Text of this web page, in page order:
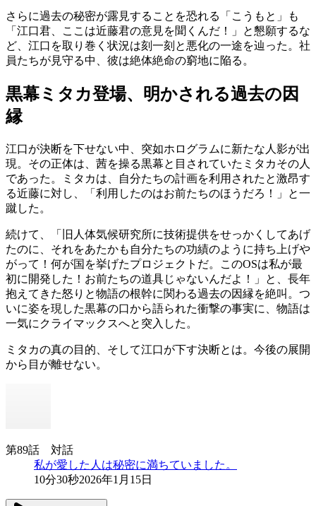
さらに過去の秘密が露見することを恐れる「こうもと」も
「江口君、ここは近藤君の意見を聞くんだ！」と懇願するな
ど、江口を取り巻く状況は刻一刻と悪化の一途を辿った。社
員たちが見守る中、彼は絶体絶命の窮地に陥る。
黒幕ミタカ登場、明かされる過去の因
縁
江口が決断を下せない中、突如ホログラムに新たな人影が出
現。その正体は、茜を操る黒幕と目されていたミタカその人
であった。ミタカは、自分たちの計画を利用されたと激昂す
る近藤に対し、「利用したのはお前たちのほうだろ！」と一
蹴した。
続けて、「旧人体気候研究所に技術提供をせっかくしてあげ
たのに、それをあたかも自分たちの功績のように持ち上げや
がって！何が国を挙げたプロジェクトだ。このOSは私が最
初に開発した！お前たちの道具じゃないんだよ！」と、長年
抱えてきた怒りと物語の根幹に関わる過去の因縁を絶叫。つ
いに姿を現した黒幕の口から語られた衝撃の事実に、物語は
一気にクライマックスへと突入した。
ミタカの真の目的、そして江口が下す決断とは。今後の展開
から目が離せない。
第89話 対話
私が愛した人は秘密に満ちていました。
10分30秒2026年1月15日